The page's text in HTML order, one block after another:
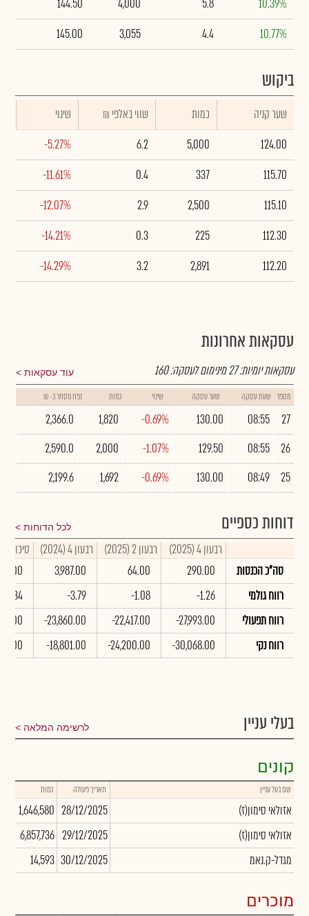
10.39%
5.8
4,000
144.50
10.77%
4.4
3,055
145.00
ביקוש
שער קניה כמות ₪ שווי באלפי
שינוי
124.00
5,000
6.2
-5.27%
115.70
337
0.4
-11.61%
115.10
2,500
2.9
-12.07%
112.30
225
0.3
-14.21%
112.20
2,891
3.2
-14.29%
עסקאות אחרונות
עוד עסקאות עסקאות יומיות:27מינימום לעסקה:160
מספר שעת עסקה שער עסקה שינוי כמות נפח מסחר ב- ₪
27
08:55
130.00
-0.69%
1,820
2,366.0
26
08:55
129.50
-1.07%
2,000
2,590.0
25
08:49
130.00
-0.69%
1,692
2,199.6
דוחות כספיים לכל הדוחות
רבעון 4 (2025) רבעון 2 (2025) רבעון 4 (2024)
סיכום
סה"כ הכנסות
290.00
64.00
3,987.00
רווח גולמי
-1.26
-1.08
-3.79
-2.34
רווח תפעולי
-27,993.00
-22,417.00
-23,860.00
רווח נקי
-30,068.00
-24,200.00
-18,801.00
בעלי עניין לרשימה המלאה
קונים
שם בעל עניין תאריך פעולה כמות
(אזולאי סימון(ז 28/12/2025
1,646,580
(אזולאי סימון(ז
29/12/2025
6,857,736
מגדל-ק.נאמ
30/12/2025
14,593
מוכרים